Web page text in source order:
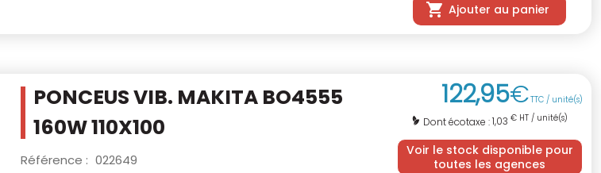
Ajouter au panier
PONCEUS VIB. MAKITA BO4555
160W 110X100
Référence : 022649
122,95€TTC / unité(s)
Dont écotaxe :1,03 € HT / unité(s)
Voir le stock disponible pour
toutes les agences